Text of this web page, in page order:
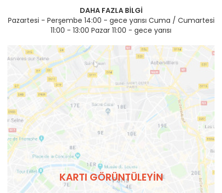
DAHA FAZLA BILGI
Pazartesi - Perşembe 14:00 - gece yarısı Cuma / Cumartesi
11:00 - 13:00 Pazar 11:00 - gece yarısı
KARTI GÖRÜNTÜLEYIN